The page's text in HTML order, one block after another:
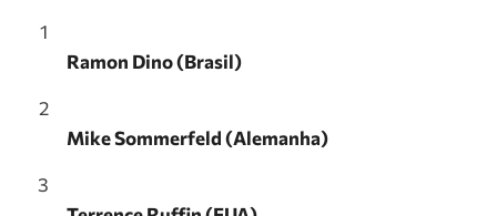
Ramon Dino (Brasil)
Mike Sommerfeld (Alemanha)